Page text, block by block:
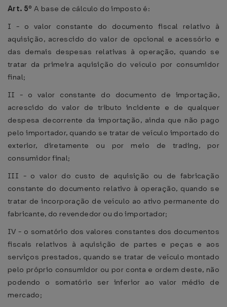
Art. 5º A base de cálculo do imposto é:
I - o valor constante do documento fiscal relativo à
aquisição, acrescido do valor de opcional e acessório e
das demais despesas relativas à operação, quando se
tratar da primeira aquisição do veículo por consumidor
final;
II - o valor constante do documento de importação,
acrescido do valor de tributo incidente e de qualquer
despesa decorrente da importação, ainda que não pago
pelo importador, quando se tratar de veículo importado do
exterior, diretamente ou por meio de trading, por
consumidor final;
III - o valor do custo de aquisição ou de fabricação
constante do documento relativo à operação, quando se
tratar de incorporação de veículo ao ativo permanente do
fabricante, do revendedor ou do importador;
IV - o somatório dos valores constantes dos documentos
fiscais relativos à aquisição de partes e peças e aos
serviços prestados, quando se tratar de veículo montado
pelo próprio consumidor ou por conta e ordem deste, não
podendo o somatório ser inferior ao valor médio de
mercado;